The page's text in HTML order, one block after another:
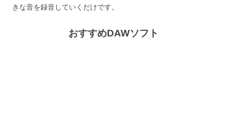
きな音を録音していくだけです。
おすすめDAWソフト